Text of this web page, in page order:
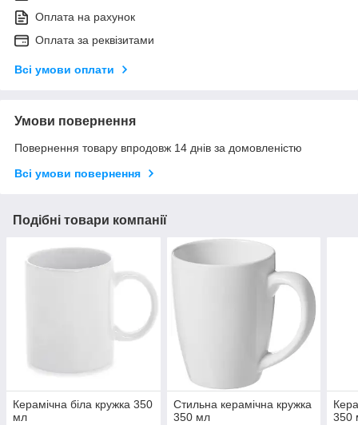
Оплата на рахунок
Оплата за реквізитами
Всі умови оплати
Умови повернення
Повернення товару впродовж 14 днів за домовленістю
Всі умови повернення
Подібні товари компанії
Керамічна біла кружка 350
мл
Стильна керамічна кружка
350 мл
350